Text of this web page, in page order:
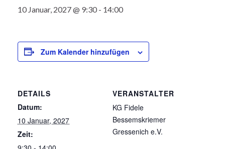
10 Januar, 2027 @ 9:30 - 14:00
Zum Kalender hinzufügen
DETAILS
Datum:
10 Januar, 2027
Zeit:
VERANSTALTER
KG Fidele
Bessemskriemer
Gressenich e.V.